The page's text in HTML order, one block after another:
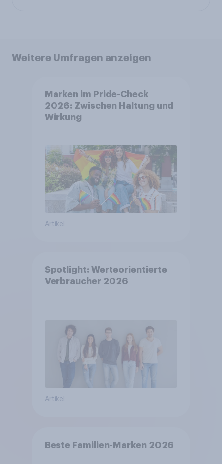
Weitere Umfragen anzeigen
Marken im Pride-Check
2026: Zwischen Haltung und
Wirkung
Artikel
Spotlight: Werteorientierte
Verbraucher 2026
Artikel
Beste Familien-Marken 2026